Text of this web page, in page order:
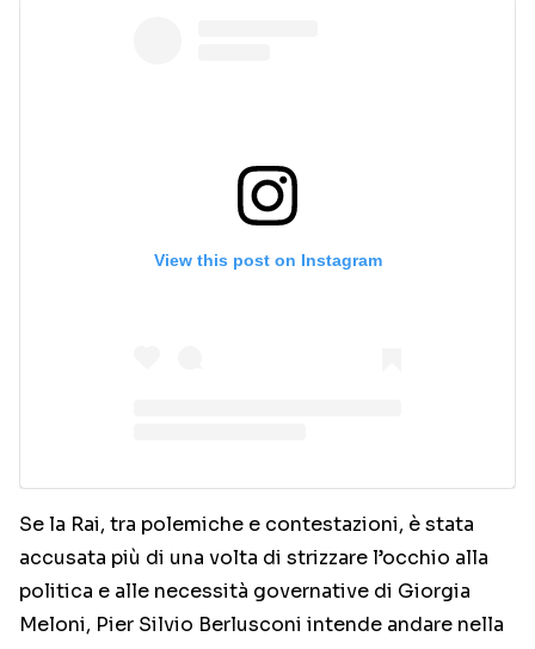
View this post on Instagram
Se la Rai, tra polemiche e contestazioni, è stata
accusata più di una volta di strizzare l’occhio alla
politica e alle necessità governative di Giorgia
Meloni, Pier Silvio Berlusconi intende andare nella